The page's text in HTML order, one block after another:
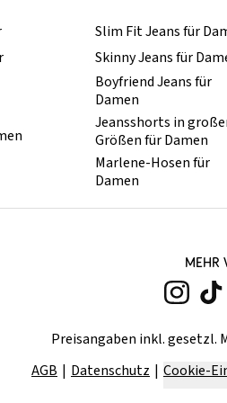
Slim Fit Jeans für
Skinny Jeans für
Boyfriend Jeans für
Damen
Jeansshorts in
Größen für Damen
Marlene-Hosen für
Damen
MEHR
Preisangaben inkl. gesetzl.
AGB
Datenschutz Cookie-